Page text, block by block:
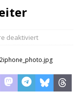
deaktiviert